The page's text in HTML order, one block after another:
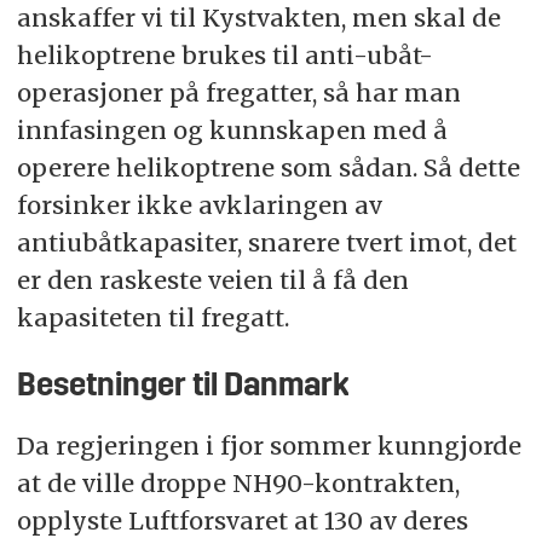
anskaffer vi til Kystvakten, men skal de
helikoptrene brukes til anti-ubåt-
operasjoner på fregatter, så har man
innfasingen og kunnskapen med å
operere helikoptrene som sådan. Så dette
forsinker ikke avklaringen av
antiubåtkapasiter, snarere tvert imot, det
er den raskeste veien til å få den
kapasiteten til fregatt.
Besetninger til Danmark
Da regjeringen i fjor sommer kunngjorde
at de ville droppe NH90-kontrakten,
opplyste Luftforsvaret at 130 av deres